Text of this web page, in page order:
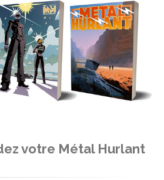
votre Métal Hurlant